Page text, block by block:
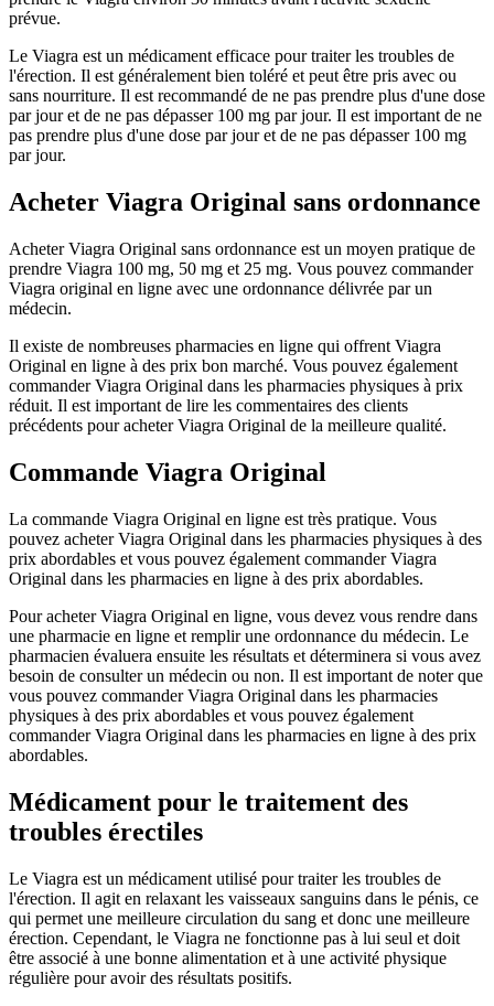
prévue.
Le Viagra est un médicament efficace pour traiter les troubles de
l'érection. Il est généralement bien toléré et peut être pris avec ou
sans nourriture. Il est recommandé de ne pas prendre plus d'une dose
par jour et de ne pas dépasser 100 mg par jour. Il est important de ne
pas prendre plus d'une dose par jour et de ne pas dépasser 100 mg
par jour.
Acheter Viagra Original sans ordonnance
Acheter Viagra Original sans ordonnance est un moyen pratique de
prendre Viagra 100 mg, 50 mg et 25 mg. Vous pouvez commander
Viagra original en ligne avec une ordonnance délivrée par un
médecin.
Il existe de nombreuses pharmacies en ligne qui offrent Viagra
Original en ligne à des prix bon marché. Vous pouvez également
commander Viagra Original dans les pharmacies physiques à prix
réduit. Il est important de lire les commentaires des clients
précédents pour acheter Viagra Original de la meilleure qualité.
Commande Viagra Original
La commande Viagra Original en ligne est très pratique. Vous
pouvez acheter Viagra Original dans les pharmacies physiques à des
prix abordables et vous pouvez également commander Viagra
Original dans les pharmacies en ligne à des prix abordables.
Pour acheter Viagra Original en ligne, vous devez vous rendre dans
une pharmacie en ligne et remplir une ordonnance du médecin. Le
pharmacien évaluera ensuite les résultats et déterminera si vous avez
besoin de consulter un médecin ou non. Il est important de noter que
vous pouvez commander Viagra Original dans les pharmacies
physiques à des prix abordables et vous pouvez également
commander Viagra Original dans les pharmacies en ligne à des prix
abordables.
Médicament pour le traitement des
troubles érectiles
Le Viagra est un médicament utilisé pour traiter les troubles de
l'érection. Il agit en relaxant les vaisseaux sanguins dans le pénis, ce
qui permet une meilleure circulation du sang et donc une meilleure
érection. Cependant, le Viagra ne fonctionne pas à lui seul et doit
être associé à une bonne alimentation et à une activité physique
régulière pour avoir des résultats positifs.